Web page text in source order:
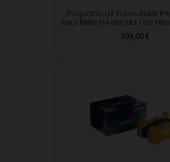
Plaquettes De Freins Avant
Pour BMW M4 F82 F83 / M3
Prix
393,00 €